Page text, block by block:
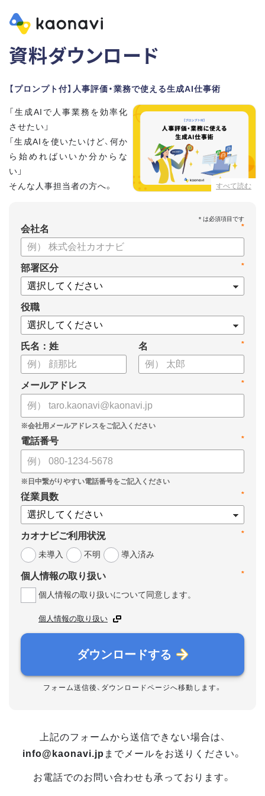
資料ダウンロード
【プロンプト付】人事評価・業務で使える生成AI仕事術
すべて読む
「生成AIで人事業務を効率化
させたい」
「生成AIを使いたいけど、何か
ら始めればいいか分からな
い」
そんな人事担当者の方へ。
本資料では、人事担当者300名の実態調査をもとに現場ですぐ
に役立つ生成AI活用術を紹介しています。
生成AI利用時のポイントや注意事項もまとめているため、これ
から始める方も安心です。評価シートフォーマットの作成や素
案の生成など、コピペで使えるプロンプトも収録！
生成AIを「壁打ち相手」や「作業アシスタント」にして、明日か
らの人事業務を効率化してみませんか？
【資料の内容】
・人事担当者に聞いた「生成AI活用に関する実態調査」
・生成AI利用における注意点やルール
・今日から使えるプロンプト集（人事評価、エンゲージメント業
務）
*
会社名
*
部署区分
役職
氏名：姓 *
名
*
メールアドレス
*
電話番号
*
従業員数
*
カオナビご利用状況
未導入
不明 導入済み
*
個人情報の取り扱い
個人情報の取り扱いについて同意します。
個人情報の取り扱い
ダウンロードする
フォーム送信後、ダウンロードページへ移動します。
上記のフォームから送信できない場合は、
info@kaonavi.jp までメールをお送りください。
お電話でのお問い合わせも承っております。